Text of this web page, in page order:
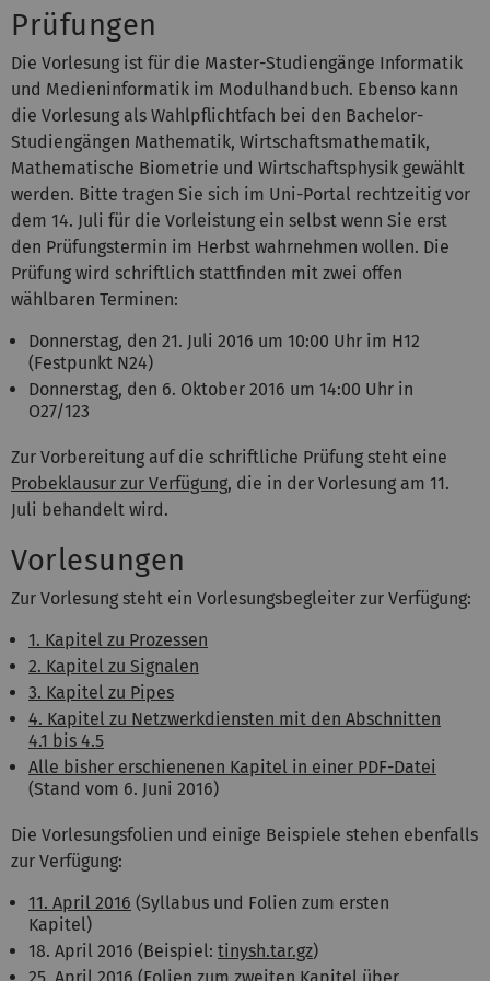
Prüfungen
Die Vorlesung ist für die Master-Studiengänge Informatik
und Medieninformatik im Modulhandbuch. Ebenso kann
die Vorlesung als Wahlpflichtfach bei den Bachelor-
Studiengängen Mathematik, Wirtschaftsmathematik,
Mathematische Biometrie und Wirtschaftsphysik gewählt
werden. Bitte tragen Sie sich im Uni-Portal rechtzeitig vor
dem 14. Juli für die Vorleistung ein selbst wenn Sie erst
den Prüfungstermin im Herbst wahrnehmen wollen. Die
Prüfung wird schriftlich stattfinden mit zwei offen
wählbaren Terminen:
Donnerstag, den 21. Juli 2016 um 10:00 Uhr im H12
(Festpunkt N24)
Donnerstag, den 6. Oktober 2016 um 14:00 Uhr in
O27/123
Zur Vorbereitung auf die schriftliche Prüfung steht eine
Probeklausur zur Verfügung, die in der Vorlesung am 11.
Juli behandelt wird.
Vorlesungen
Zur Vorlesung steht ein Vorlesungsbegleiter zur Verfügung:
1. Kapitel zu Prozessen
2. Kapitel zu Signalen
3. Kapitel zu Pipes
4. Kapitel zu Netzwerkdiensten mit den Abschnitten
4.1 bis 4.5
Alle bisher erschienenen Kapitel in einer PDF-Datei
(Stand vom 6. Juni 2016)
Die Vorlesungsfolien und einige Beispiele stehen ebenfalls
zur Verfügung:
11. April 2016 (Syllabus und Folien zum ersten
Kapitel)
18. April 2016 (Beispiel: tinysh.tar.gz)
25. April 2016 (Folien zum zweiten Kapitel über